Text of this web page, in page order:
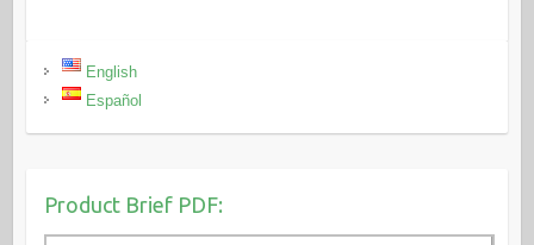
English
Español
Product Brief PDF: